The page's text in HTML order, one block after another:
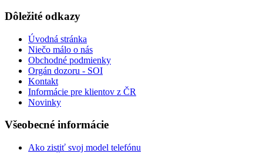
Dôležité odkazy
Úvodná stránka
Niečo málo o nás
Obchodné podmienky
Orgán dozoru - SOI
Kontakt
Informácie pre klientov z ČR
Novinky
Všeobecné informácie
Ako zistiť svoj model telefónu